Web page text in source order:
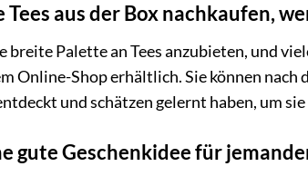
Tees aus der Box nachkaufen,
breite Palette an Tees anzubieten, und
Online-Shop erhältlich. Sie können
und schätzen gelernt haben, um
gute Geschenkidee für